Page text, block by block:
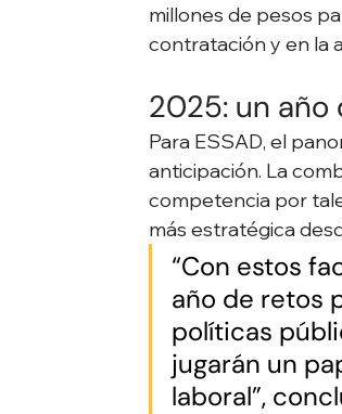
millones de pesos
contratación y en la
2025: un año
Para ESSAD, el
anticipación. La
competencia por
más estratégica
“Con estos
año de retos
políticas
jugarán un
laboral”,